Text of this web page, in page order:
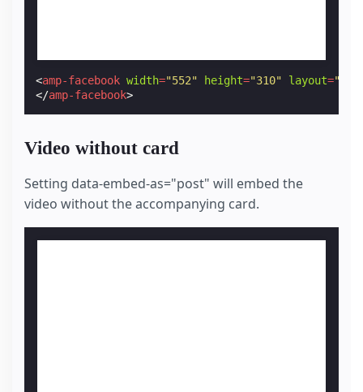
<amp-facebook width="552" height="310" layout=
</amp-facebook>
Video without card
Setting data-embed-as="post" will embed the
video without the accompanying card.